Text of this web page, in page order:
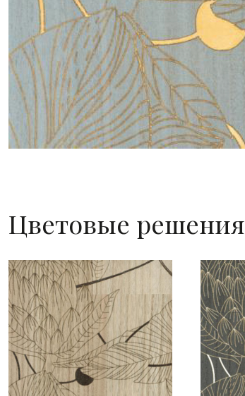
Цветовые решения